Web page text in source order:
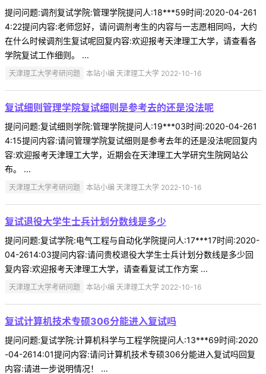
提问问题:调剂复试学院:管理学院提问人:18***59时间:2020-04-261
4:22提问内容:老师您好，请问调剂考生的内容与一志愿相同吗，大约
在什么时候调剂生复试呢回复内容:欢迎报考天津理工大学，请查看各
学院复试工作细则。 ...
天津理工大学考研问题 本站小编 天津理工大学 2022-10-16
复试细则管理学院复试细则是参考去的还是没法呢
提问问题:复试细则学院:管理学院提问人:19***03时间:2020-04-261
4:15提问内容:请问管理学院复试细则是参考去年的还是没法呢回复内
容:欢迎报考天津理工大学，近期会在天津理工大学研究生院网站公
布。 ...
天津理工大学考研问题 本站小编 天津理工大学 2022-10-16
复试退役大学生士兵计划分数线是多少
提问问题:复试学院:电气工程与自动化学院提问人:17***17时间:2020-
04-2614:03提问内容:请问贵校退役大学生士兵计划分数线是多少回
复内容:欢迎报考天津理工大学，请查看复试工作方案 ...
天津理工大学考研问题 本站小编 天津理工大学 2022-10-16
复试计算机技术专硕306分能进入复试吗
提问问题:复试学院:计算机科学与工程学院提问人:13***69时间:2020
-04-2614:01提问内容:请问计算机技术专硕306分能进入复试吗回复
内容:请进一步说明情况！ ...